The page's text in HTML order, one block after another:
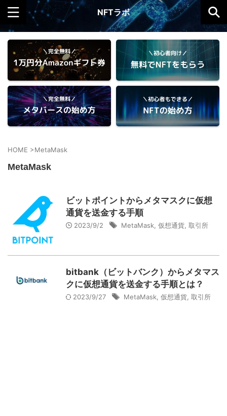
NFTラボ
HOME >MetaMask
MetaMask
ビットポイントからメタマスクに仮想
通貨を送金する手順
2023/9/2 MetaMask 仮想通貨 取引所
bitbank（ビットバンク）からメタマス
クに仮想通貨を送金する手順とは？
2023/9/27 MetaMask 仮想通貨 取引所